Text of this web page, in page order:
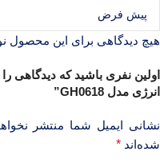
هیچ دیدگاهی برای این محصول
اولین نفری باشید که دیدگاهی
انرژی مدل GH0618”
نشانی ایمیل شما منتشر
شده‌اند *